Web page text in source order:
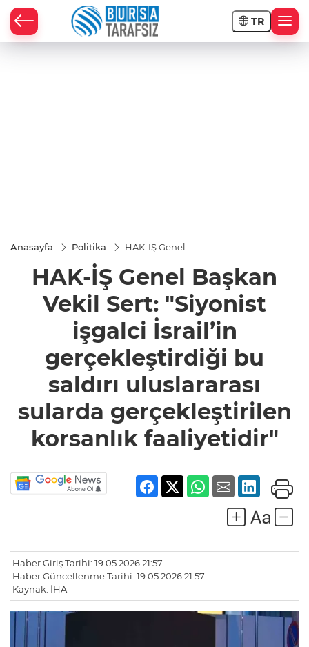
TR
Anasayfa Politika
HAK-İŞ Genel
Sert: "Siyonist
işgalci İsrail’in
bu saldırı
uluslararası
sularda
gerçekleştirilen
faaliyetidir"
HAK-İŞ Genel Başkan
Vekil Sert: "Siyonist
işgalci İsrail’in
gerçekleştirdiği bu
saldırı uluslararası
sularda gerçekleştirilen
korsanlık faaliyetidir"
Haber Giriş Tarihi: 19.05.2026 21:57
Haber Güncellenme Tarihi: 19.05.2026 21:57
Kaynak: İHA